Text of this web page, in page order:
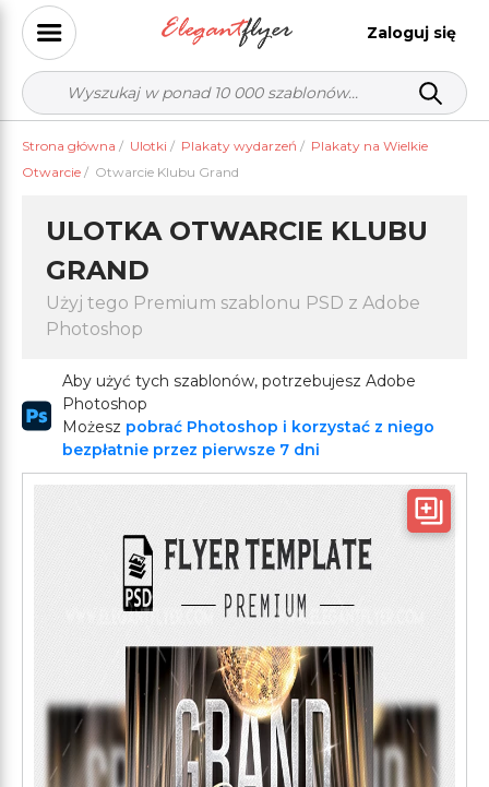
Zaloguj się
Strona główna / Ulotki / Plakaty wydarzeń / Plakaty na Wielkie
Otwarcie / Otwarcie Klubu Grand
ULOTKA OTWARCIE KLUBU
GRAND
Użyj tego Premium szablonu PSD z Adobe
Photoshop
Aby użyć tych szablonów, potrzebujesz Adobe
Photoshop
Możesz pobrać Photoshop i korzystać z niego
bezpłatnie przez pierwsze 7 dni